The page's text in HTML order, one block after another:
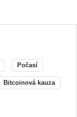
Počasí
Bitcoinová kauza